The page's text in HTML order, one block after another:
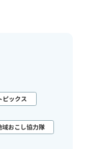
ピックス
域おこし協力隊